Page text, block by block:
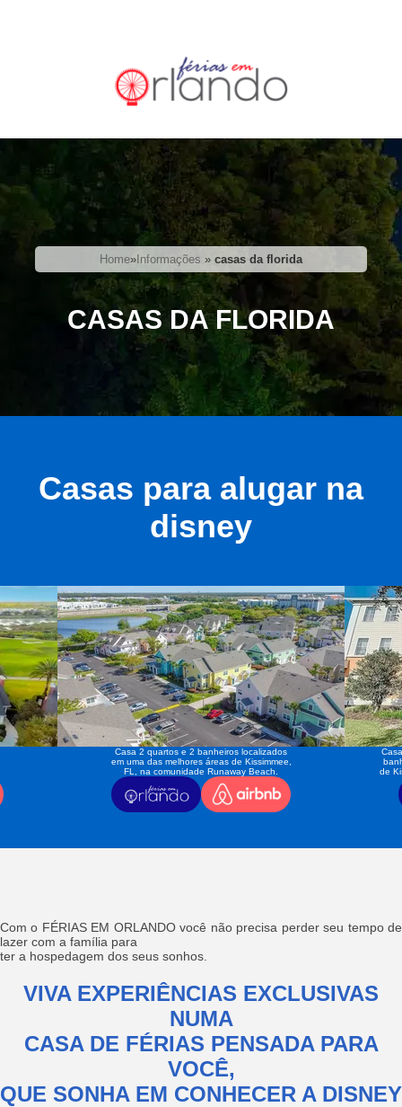
Home» Informações » casas da florida
CASAS DA FLORIDA
Casas para alugar na
disney
Casa 2 quartos e 2 banheiros localizados
em uma das melhores áreas de Kissimmee,
FL, na comunidade Runaway Beach.
de
Com o FÉRIAS EM ORLANDO você não precisa perder seu tempo de
lazer com a família para
ter a hospedagem dos seus sonhos.
VIVA EXPERIÊNCIAS EXCLUSIVAS
NUMA
CASA DE FÉRIAS PENSADA PARA
VOCÊ,
QUE SONHA EM CONHECER A DISNEY